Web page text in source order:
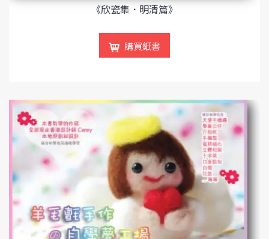
《欣瓷集．明清篇》
購買紙書